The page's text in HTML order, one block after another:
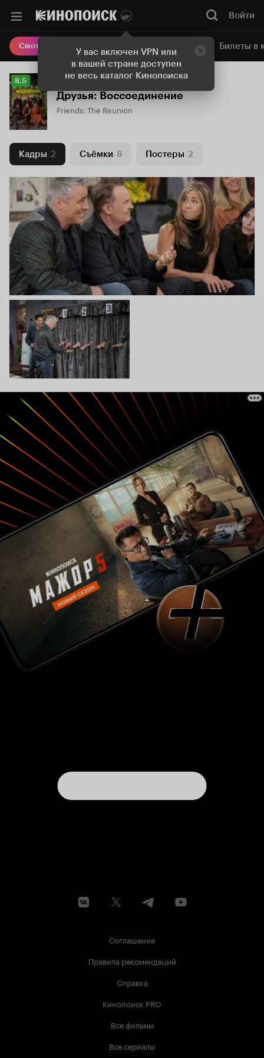
У вас включен VPN или
в вашей стране доступен
не весь каталог Кинопоиска
Войти
Смотреть кино Онлайн-кинотеатр Билеты в
Рейтинг
Кинопоиска
8.5
8.5
Друзья: Воссоединение
Friends: The Reunion
Кадры 2 Съёмки 8 Постеры 2
Соглашение
Правила рекомендаций
Справка
Кинопоиск PRO
Все фильмы
Все сериалы